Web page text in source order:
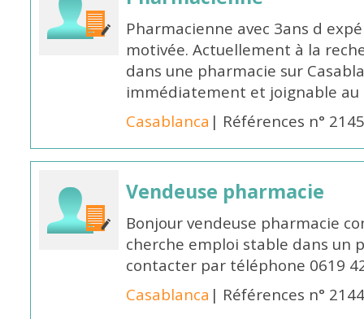
Pharmacienne avec 3ans d
motivée. Actuellement à la
dans une pharmacie sur
immédiatement et joignable au
Casablanca | Références n°
Vendeuse pharmacie
Bonjour vendeuse pharmacie
cherche emploi stable dans un
contacter par téléphone 0619
Casablanca | Références n°